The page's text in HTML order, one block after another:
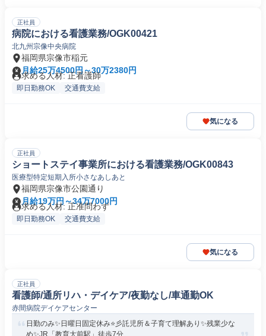
正社員
病院における看護業務/OGK00421
北九州宗像中央病院
福岡県宗像市稲元
月給25万4500円～30万2380円
求める人材: 正看護師
即日勤務OK 交通費支給
気になる
正社員
ショートステイ事業所における看護業務/OGK00843
医療型特定短期入所小さなあしあと
福岡県宗像市公園通り
月給19万円～34万7000円
求める人材: 正准問わず
即日勤務OK 交通費支給
気になる
正社員
看護師/通所リハ・デイケア/夜勤なし/車通勤OK
赤間病院デイケアセンター
日勤のみ✨日曜日固定休み⭐彡託児所＆子育て理解あり✨残業少な
め✨JR「教育大前駅」徒歩7分...